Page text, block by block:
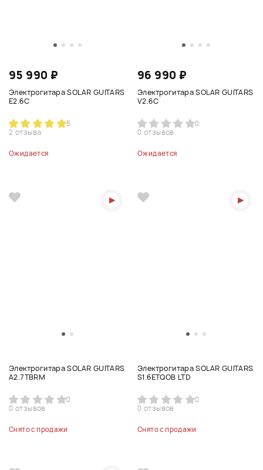
95 990 ₽
Электрогитара SOLAR GUITARS
E2.6C
5
2 отзыва
Ожидается
96 990 ₽
Электрогитара SOLAR GUITARS
V2.6C
0
0 отзывов
Ожидается
Электрогитара SOLAR GUITARS
A2.7TBRM
0
0 отзывов
Снято с продажи
Электрогитара SOLAR GUITARS
S1.6ETQOB LTD
0
0 отзывов
Снято с продажи